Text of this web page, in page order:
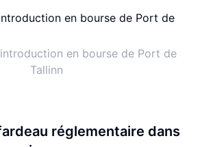
en bourse de Port de
Tallinn
réglementaire dans